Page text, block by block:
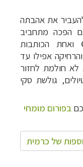
את אהבתה
הפכה מתחביב
ואחת הכותבות
אפילו עד
לא חולמת לחזור
גולשת סקי
בפורום מומחי
של כרמית